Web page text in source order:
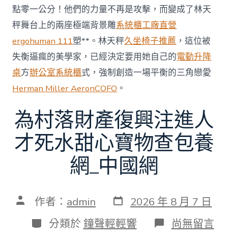
點零一公分！他們的力量不再是攻擊，而變成了林天
秤舞台上的兩座極端背景雕系統櫃工廠直營
ergohuman 111塑**。林天秤久坐椅子推薦 ，這位被
失衡逼瘋的美學家，已經決定要用她自己的電動升降
桌方辦公室系統櫃式，強制創造一場平衡的三角戀愛
Herman Miller AeronCOFO 。
為村落財產復興注進人
才死水甜心寶物查包養
網_中國網
文 作者： admin 發
表
日
期
2026 年 8 月 7 日
分
類
分類於 鐘聲輕輕響 在
〈為
尚無留言